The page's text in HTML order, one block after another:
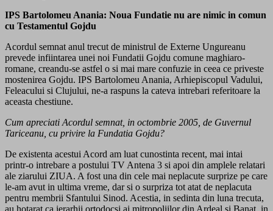
IPS Bartolomeu Anania: Noua Fundatie nu are nimic in comun
cu Testamentul Gojdu
Acordul semnat anul trecut de ministrul de Externe Ungureanu
prevede infiintarea unei noi Fundatii Gojdu comune maghiaro-
romane, creandu-se astfel o si mai mare confuzie in ceea ce priveste
mostenirea Gojdu. IPS Bartolomeu Anania, Arhiepiscopul Vadului,
Feleacului si Clujului, ne-a raspuns la cateva intrebari referitoare la
aceasta chestiune.
Cum apreciati Acordul semnat, in octombrie 2005, de Guvernul
Tariceanu, cu privire la Fundatia Gojdu?
De existenta acestui Acord am luat cunostinta recent, mai intai
printr-o intrebare a postului TV Antena 3 si apoi din amplele relatari
ale ziarului ZIUA. A fost una din cele mai neplacute surprize pe care
le-am avut in ultima vreme, dar si o surpriza tot atat de neplacuta
pentru membrii Sfantului Sinod. Acestia, in sedinta din luna trecuta,
au hotarat ca ierarhii ortodocsi ai mitropoliilor din Ardeal si Banat, in